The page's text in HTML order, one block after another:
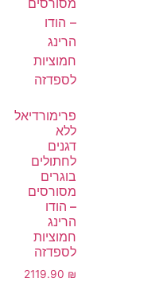
פרימורדיאל
ללא
דגנים
לחתולים
בוגרים
מסורסים
– הודו
הרינג
חמוציות
לספדזה
119.90 ₪
2